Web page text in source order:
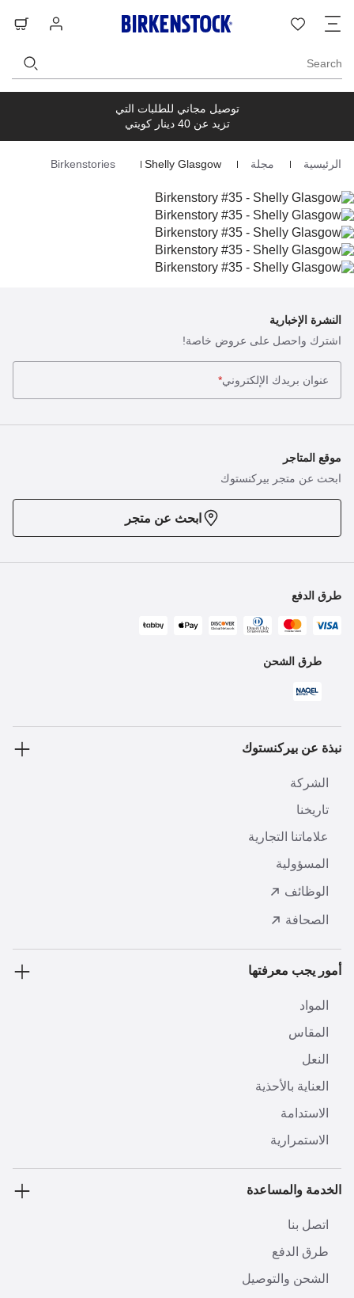
الدخول
Search
توصيل مجاني للطلبات التي
تزيد عن 40 دينار كويتي
Homepage الرئيسية مجلة Birkenstories Shelly Glasgow
النشرة الإخبارية
اشترك واحصل على عروض خاصة!
عنوان بريدك الإلكتروني*
موقع المتاجر
ابحث عن متجر بيركنستوك
ابحث عن متجر
طرق الدفع
طرق الشحن
نبذة عن بيركنستوك
الشركة
تاريخنا
علاماتنا التجارية
المسؤولية
الوظائف
الصحافة
أمور يجب معرفتها
المواد
المقاس
النعل
العناية بالأحذية
الاستدامة
الاستمرارية
الخدمة والمساعدة
اتصل بنا
طرق الدفع
الشحن والتوصيل